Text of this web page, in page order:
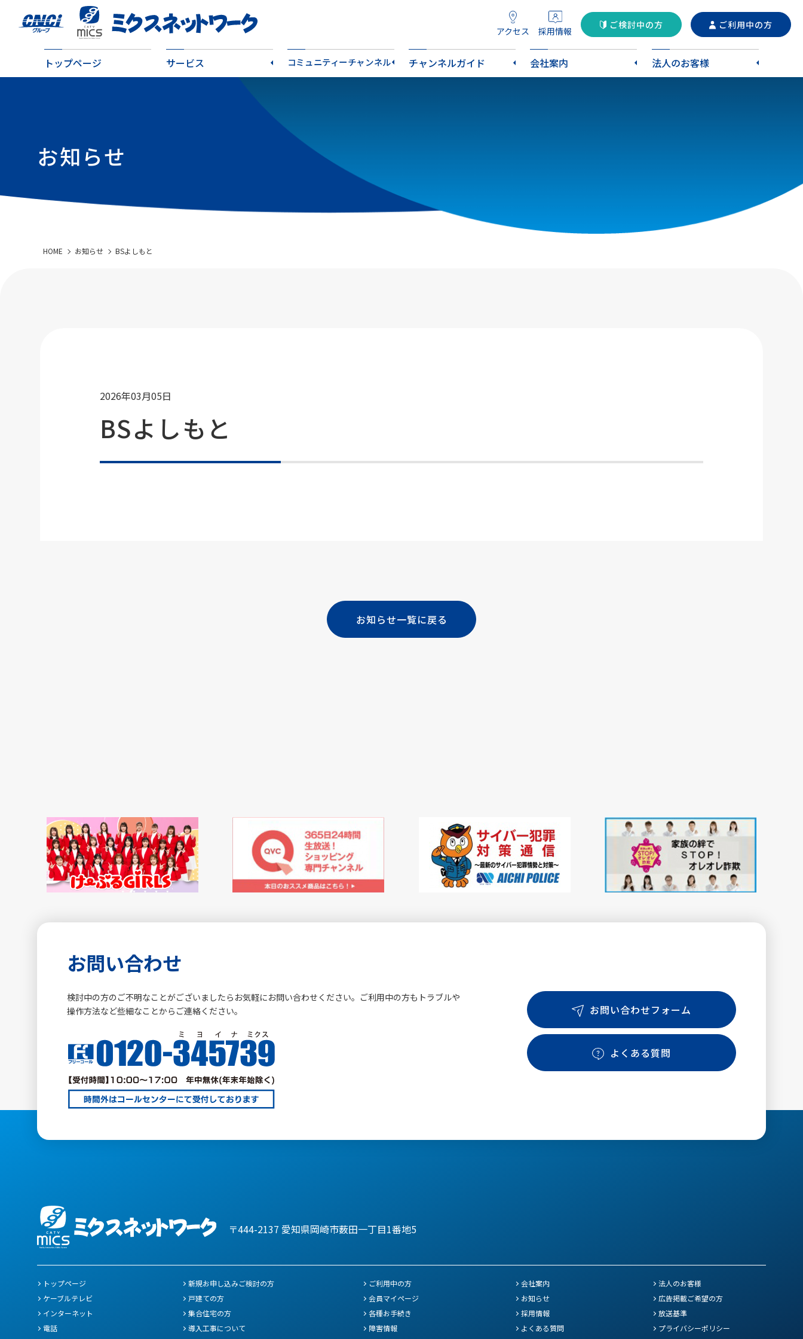
アクセス 採用情報
ご検討中の方 ご利用中の方
トップページ サービス コミュニティーチャンネル チャンネルガイド 会社案内 法人のお客様
お知らせ
HOME お知らせ BSよしもと
2026年03月05日
BSよしもと
お知らせ一覧に戻る
お問い合わせ
検討中の方のご不明なことがございましたらお気軽にお問い合わせください。ご利用中の方もトラブルや
操作方法など些細なことからご連絡ください。
お問い合わせフォーム
よくある質問
〒444-2137 愛知県岡崎市薮田一丁目1番地5
トップページ
ケーブルテレビ
インターネット
電話
新規お申し込みご検討の方
戸建ての方
集合住宅の方
導入工事について
ご利用中の方
会員マイページ
各種お手続き
障害情報
会社案内
お知らせ
採用情報
よくある質問
法人のお客様
広告掲載ご希望の方
放送基準
プライバシーポリシー